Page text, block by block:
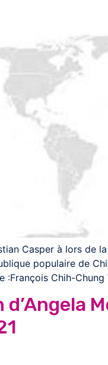
Casper à lors de
populaire de
:François Chih-
d’Angela